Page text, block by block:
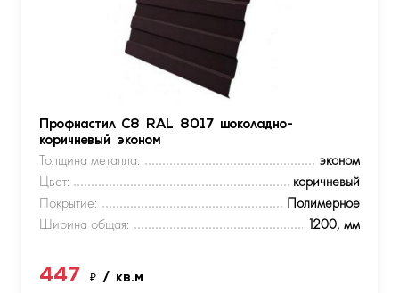
Профнастил С8 RAL 8017 шоколадно-
коричневый эконом
Толщина металла:
эконом
Цвет:
коричневый
Покрытие:
Полимерное
Ширина общая:
1200, мм
447 ₽ / кв.м